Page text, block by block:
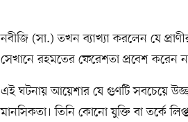
নবীজি (সা.) তখন ব্যাখ্যা করলেন যে
সেখানে রহমতের ফেরেশতা প্রবেশ করেন
এই ঘটনায় আয়েশার যে গুণটি সবচেয়ে
মানসিকতা। তিনি কোনো যুক্তি বা তর্কে